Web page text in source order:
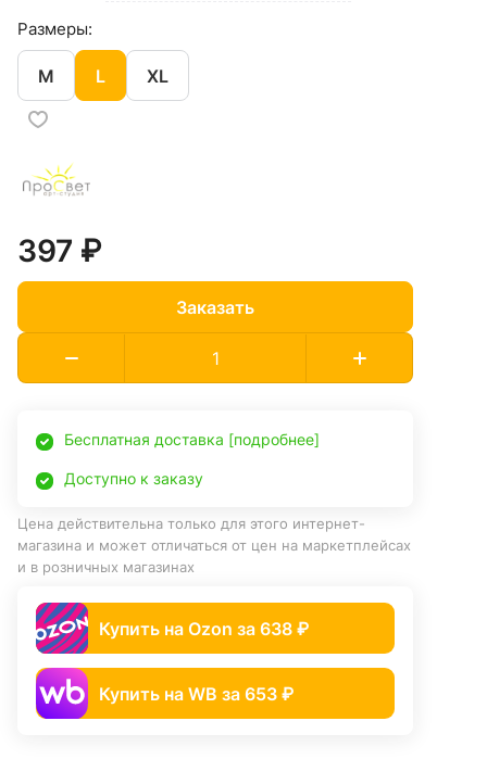
Размеры:
M L XL
397 ₽
Заказать
Бесплатная доставка [подробнее]
Доступно к заказу
Цена действительна только для этого интернет-
магазина и может отличаться от цен на маркетплейсах
и в розничных магазинах
Купить на Ozon за 638 ₽
Купить на WB за 653 ₽